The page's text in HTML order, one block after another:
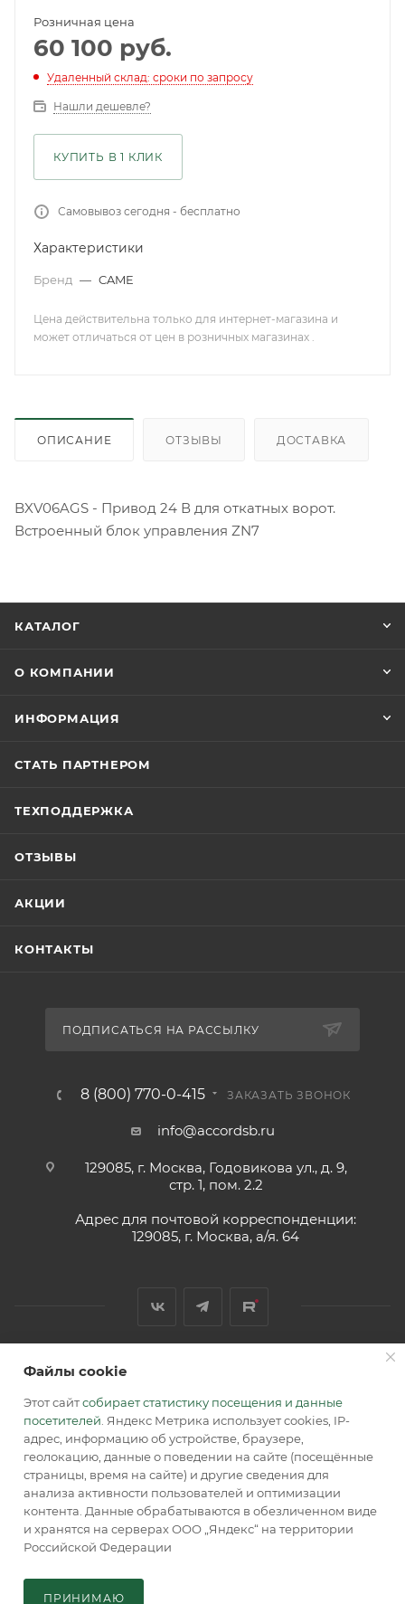
Розничная цена
60 100 руб.
Удаленный склад: сроки по запросу
Нашли дешевле?
КУПИТЬ В 1 КЛИК
Самовывоз сегодня - бесплатно
Характеристики
Бренд — CAME
Цена действительна только для интернет-магазина и
может отличаться от цен в розничных магазинах .
ОПИСАНИЕ ОТЗЫВЫ ДОСТАВКА
BXV06AGS - Привод 24 В для откатных ворот.
Встроенный блок управления ZN7
КАТАЛОГ
О КОМПАНИИ
ИНФОРМАЦИЯ
СТАТЬ ПАРТНЕРОМ
ТЕХПОДДЕРЖКА
ОТЗЫВЫ
АКЦИИ
КОНТАКТЫ
ПОДПИСАТЬСЯ НА РАССЫЛКУ
8 (800) 770-0-415 ЗАКАЗАТЬ ЗВОНОК
info@accordsb.ru
129085, г. Москва, Годовикова ул., д. 9,
стр. 1, пом. 2.2
Адрес для почтовой корреспонденции:
129085, г. Москва, а/я. 64
2026 © Обращаем Ваше внимание на то, что вся
информация, размещенная на сайте, носит
информационный характер и не является публичной
офертой, определяемой положениями Статьи 437 (2) ГК РФ.
Файлы cookie
Этот сайтсобирает статистику посещения и данные
посетителей . Яндекс Метрика использует cookies, IP-
адрес, информацию об устройстве, браузере,
геолокацию, данные о поведении на сайте (посещённые
страницы, время на сайте) и другие сведения для
анализа активности пользователей и оптимизации
контента. Данные обрабатываются в обезличенном виде
и хранятся на серверах ООО „Яндекс“ на территории
Российской Федерации
ПРИНИМАЮ